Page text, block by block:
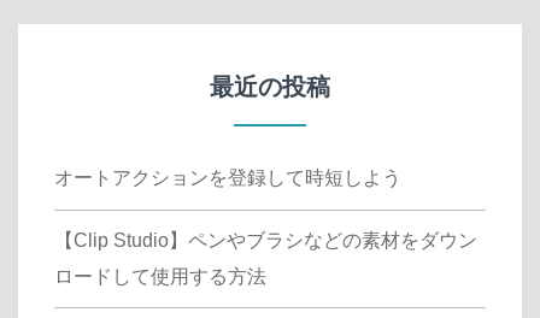
最近の投稿
オートアクションを登録して時短しよう
【Clip Studio】ペンやブラシなどの素材をダウン
ロードして使用する方法